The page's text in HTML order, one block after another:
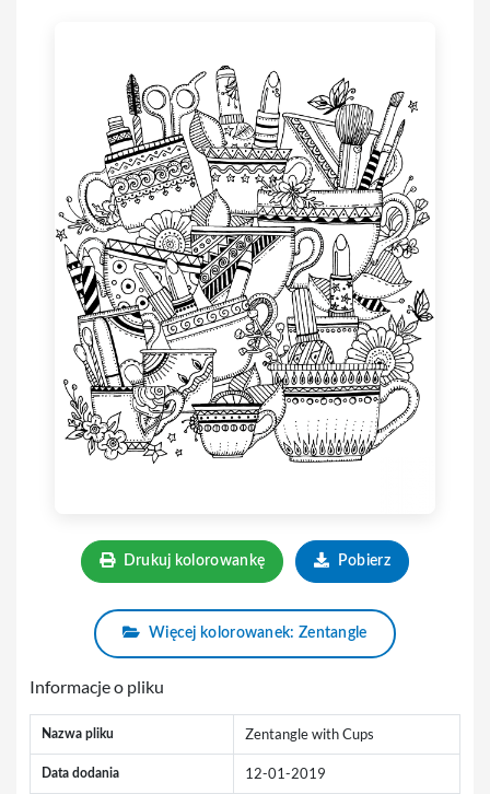
Drukuj kolorowankę Pobierz
Więcej kolorowanek: Zentangle
Informacje o pliku
Nazwa pliku Zentangle with Cups
Data dodania 12-01-2019